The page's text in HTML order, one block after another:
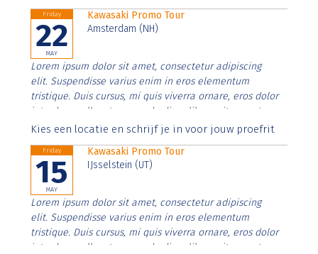
Friday
22
MAY
Kawasaki Promo Tour
Amsterdam (NH)
Lorem ipsum dolor sit amet, consectetur adipiscing
elit. Suspendisse varius enim in eros elementum
tristique. Duis cursus, mi quis viverra ornare, eros dolor
interdum nulla, ut commodo diam libero vitae erat.
Aenean faucibus nibh et justo cursus id rutrum lorem
Kies een locatie en schrijf je in voor jouw proefrit
Friday
15
MAY
Kawasaki Promo Tour
IJsselstein (UT)
Lorem ipsum dolor sit amet, consectetur adipiscing
elit. Suspendisse varius enim in eros elementum
tristique. Duis cursus, mi quis viverra ornare, eros dolor
interdum nulla, ut commodo diam libero vitae erat.